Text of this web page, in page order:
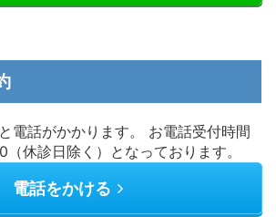
電話がかかります。 お電話受付時間
休診日除く）となっております。
電話をかける